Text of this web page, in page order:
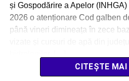
și Gospodărire a Apelor
2026 o atenționare Cod galben
până vineri dimineața în zece
CITEȘTE MAI